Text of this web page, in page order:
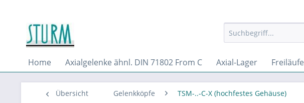
Home Axialgelenke ähnl. DIN 71802 From C Axial-Lager Freiläufe
Übersicht Gelenkköpfe TSM-..-C-X (hochfestes Gehäuse)